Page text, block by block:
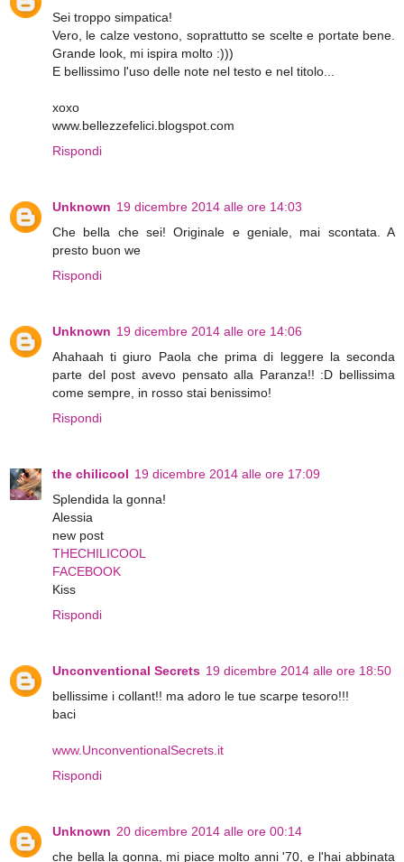
Sei troppo simpatica!
Vero, le calze vestono, soprattutto se scelte e portate bene.
Grande look, mi ispira molto :)))
E bellissimo l'uso delle note nel testo e nel titolo...
xoxo
www.bellezzefelici.blogspot.com
Rispondi
Unknown 19 dicembre 2014 alle ore 14:03
Che bella che sei! Originale e geniale, mai scontata. A
presto buon we
Rispondi
Unknown 19 dicembre 2014 alle ore 14:06
Ahahaah ti giuro Paola che prima di leggere la seconda
parte del post avevo pensato alla Paranza!! :D bellissima
come sempre, in rosso stai benissimo!
Rispondi
the chilicool 19 dicembre 2014 alle ore 17:09
Splendida la gonna!
Alessia
new post
THECHILICOOL
FACEBOOK
Kiss
Rispondi
Unconventional Secrets 19 dicembre 2014 alle ore 18:50
bellissime i collant!! ma adoro le tue scarpe tesoro!!!
baci
www.UnconventionalSecrets.it
Rispondi
Unknown 20 dicembre 2014 alle ore 00:14
che bella la gonna, mi piace molto anni '70, e l'hai abbinata